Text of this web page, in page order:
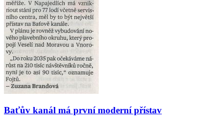
Baťův kanál má první moderní přístav